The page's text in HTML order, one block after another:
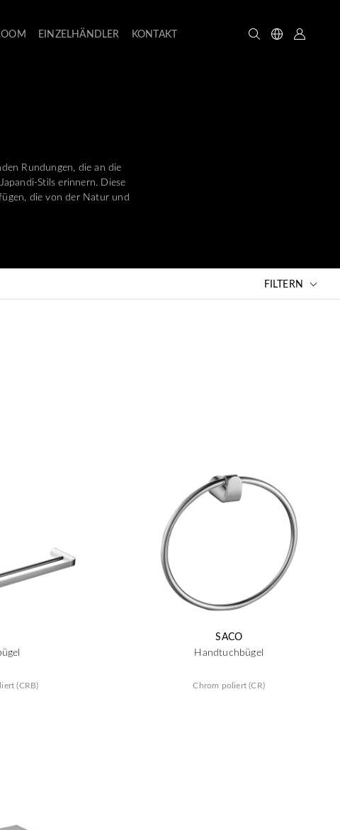
EINZELHÄNDLER KONTAKT
Rundungen, die an die
Stils erinnern. Diese
die von der Natur und
FILTERN
(CRB)
SACO
Handtuchbügel
Chrom poliert (CR)